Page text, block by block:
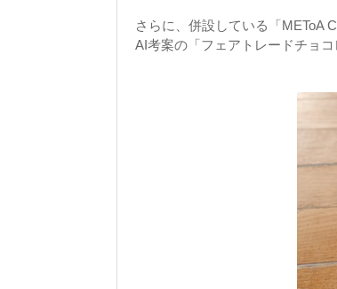
さらに、併設している「METoA
AI考案の「フェアトレードチョ